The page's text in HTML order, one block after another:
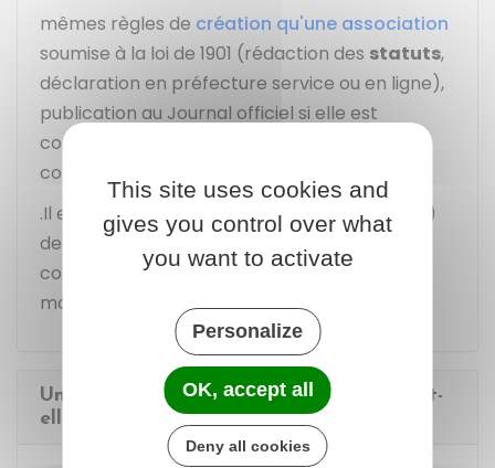
mêmes règles de création qu'une association
soumise à la loi de 1901 (rédaction des statuts,
déclaration en préfecture service ou en ligne),
publication au Journal officiel si elle est
concernée, lancement des activités
conformément aux statuts adoptés).
.Il est souvent conseillé (mais non obligatoire)
de prévoir un
règlement intérieur
complément des statuts pour préciser les
modalités de fonctionnement
Une famille de nationalité étrangère peut-
elle adhérer à une association familiale ?
This site uses cookies and
gives you control over what
you want to activate
Personalize
OK, accept all
Deny all cookies